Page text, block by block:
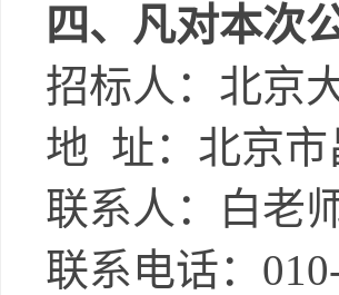
四、 凡对本次
招标人：北京
地 址：北京
联系人：白老
联系电话：